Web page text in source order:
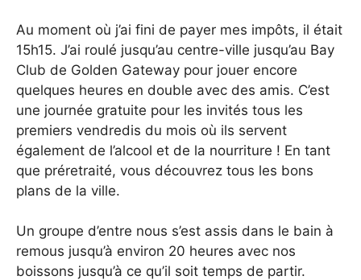
Au moment où j’ai fini de payer mes impôts, il était
15h15. J’ai roulé jusqu’au centre-ville jusqu’au Bay
Club de Golden Gateway pour jouer encore
quelques heures en double avec des amis. C’est
une journée gratuite pour les invités tous les
premiers vendredis du mois où ils servent
également de l’alcool et de la nourriture ! En tant
que préretraité, vous découvrez tous les bons
plans de la ville.
Un groupe d’entre nous s’est assis dans le bain à
remous jusqu’à environ 20 heures avec nos
boissons jusqu’à ce qu’il soit temps de partir.